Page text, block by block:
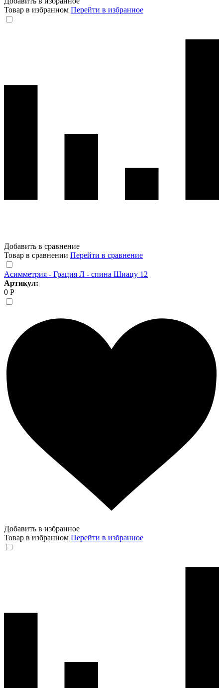
Товар в избранном Перейти в избранное
Добавить в сравнение
Товар в сравнении Перейти в сравнение
Асимметрия - Грация Л - спина Шиацу 12
Артикул:
0 Р
Добавить в избранное
Товар в избранном Перейти в избранное